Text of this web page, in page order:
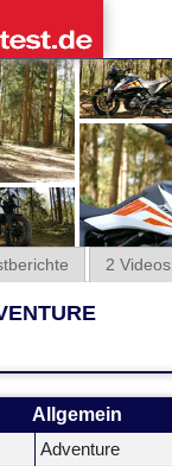
2 Videos
Allgemein
Adventure